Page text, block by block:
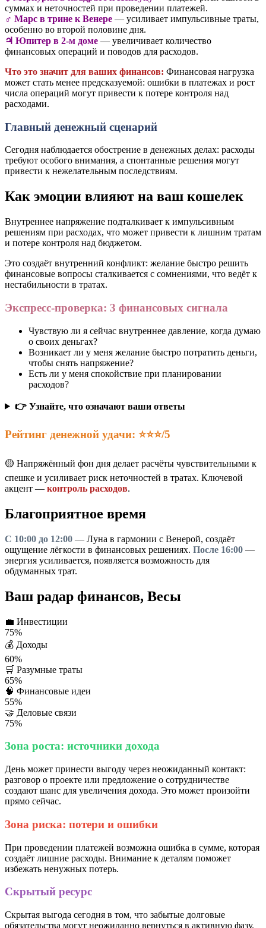
суммах и неточностей при проведении платежей.
♂️ Марс в трине к Венере — усиливает импульсивные траты,
особенно во второй половине дня.
♃ Юпитер в 2-м доме — увеличивает количество
финансовых операций и поводов для расходов.
Что это значит для ваших финансов: Финансовая нагрузка
может стать менее предсказуемой: ошибки в платежах и рост
числа операций могут привести к потере контроля над
расходами.
Главный денежный сценарий
Сегодня наблюдается обострение в денежных делах: расходы
требуют особого внимания, а спонтанные решения могут
привести к нежелательным последствиям.
Как эмоции влияют на ваш кошелек
Внутреннее напряжение подталкивает к импульсивным
решениям при расходах, что может привести к лишним тратам
и потере контроля над бюджетом.
Это создаёт внутренний конфликт: желание быстро решить
финансовые вопросы сталкивается с сомнениями, что ведёт к
нестабильности в тратах.
Экспресс-проверка: 3 финансовых сигнала
Чувствую ли я сейчас внутреннее давление, когда думаю
о своих деньгах?
Возникает ли у меня желание быстро потратить деньги,
чтобы снять напряжение?
Есть ли у меня спокойствие при планировании
расходов?
👉 Узнайте, что означают ваши ответы
Рейтинг денежной удачи: ⭐⭐⭐/5
🟡 Напряжённый фон дня делает расчёты чувствительными к
спешке и усиливает риск неточностей в тратах. Ключевой
акцент — контроль расходов.
Благоприятное время
С 10:00 до 12:00 — Луна в гармонии с Венерой, создаёт
ощущение лёгкости в финансовых решениях. После 16:00 —
энергия усиливается, появляется возможность для
обдуманных трат.
Ваш радар финансов, Весы
💼 Инвестиции
75%
💰 Доходы
60%
🛒 Разумные траты
65%
🧠 Финансовые идеи
55%
🤝 Деловые связи
75%
Зона роста: источники дохода
День может принести выгоду через неожиданный контакт:
разговор о проекте или предложение о сотрудничестве
создают шанс для увеличения дохода. Это может произойти
прямо сейчас.
Зона риска: потери и ошибки
При проведении платежей возможна ошибка в сумме, которая
создаёт лишние расходы. Внимание к деталям поможет
избежать ненужных потерь.
Скрытый ресурс
Скрытая выгода сегодня в том, что забытые долговые
обязательства могут неожиданно вернуться в активную фазу.